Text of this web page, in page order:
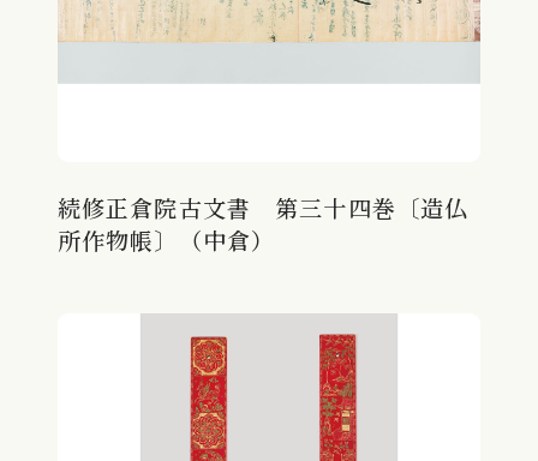
続修正倉院古文書 第三十四巻〔造仏
所作物帳〕（中倉）